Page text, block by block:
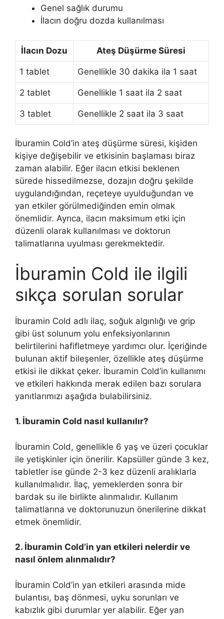
Genel sağlık durumu
İlacın doğru dozda kullanılması
İlacın Dozu Ateş Düşürme Süresi
1 tablet Genellikle 30 dakika ila 1 saat
2 tablet Genellikle 1 saat ila 2 saat
3 tablet Genellikle 2 saat ila 3 saat
İburamin Cold’in ateş düşürme süresi, kişiden
kişiye değişebilir ve etkisinin başlaması biraz
zaman alabilir. Eğer ilacın etkisi beklenen
sürede hissedilmezse, dozajın doğru şekilde
uygulandığından, reçeteye uyulduğundan ve
yan etkiler görülmediğinden emin olmak
önemlidir. Ayrıca, ilacın maksimum etki için
düzenli olarak kullanılması ve doktorun
talimatlarına uyulması gerekmektedir.
İburamin Cold ile ilgili
sıkça sorulan sorular
İburamin Cold adlı ilaç, soğuk algınlığı ve grip
gibi üst solunum yolu enfeksiyonlarının
belirtilerini hafifletmeye yardımcı olur. İçeriğinde
bulunan aktif bileşenler, özellikle ateş düşürme
etkisi ile dikkat çeker. İburamin Cold’in kullanımı
ve etkileri hakkında merak edilen bazı sorulara
yanıtlarımızı aşağıda bulabilirsiniz.
1. İburamin Cold nasıl kullanılır?
İburamin Cold, genellikle 6 yaş ve üzeri çocuklar
ile yetişkinler için önerilir. Kapsüller günde 3 kez,
tabletler ise günde 2-3 kez düzenli aralıklarla
kullanılmalıdır. İlaç, yemeklerden sonra bir
bardak su ile birlikte alınmalıdır. Kullanım
talimatlarına ve doktorunuzun önerilerine dikkat
etmek önemlidir.
2. İburamin Cold’in yan etkileri nelerdir ve
nasıl önlem alınmalıdır?
İburamin Cold’in yan etkileri arasında mide
bulantısı, baş dönmesi, uyku sorunları ve
kabızlık gibi durumlar yer alabilir. Eğer yan